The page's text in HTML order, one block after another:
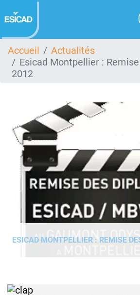
au
contenu
Accueil
Actualités
Esicad Montpellier :
2012
ESICAD MONTPELLIER : REMISE